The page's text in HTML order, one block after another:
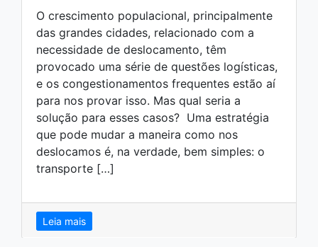
O crescimento populacional, principalmente
das grandes cidades, relacionado com a
necessidade de deslocamento, têm
provocado uma série de questões logísticas,
e os congestionamentos frequentes estão aí
para nos provar isso. Mas qual seria a
solução para esses casos? Uma estratégia
que pode mudar a maneira como nos
deslocamos é, na verdade, bem simples: o
transporte […]
Leia mais